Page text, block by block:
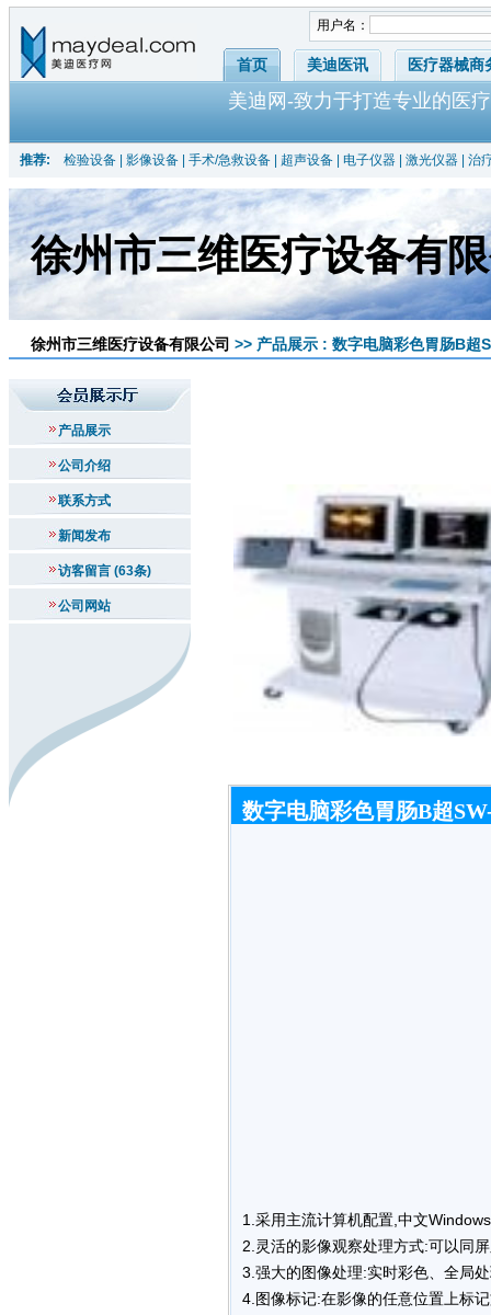
用户名：
首页 美迪医讯 医疗器械商
美迪网-致力于打造专业的医
推荐: 检验设备 影像设备 手术/急救设备 超声设备 电子仪器 激光仪器 治
徐州市三维医疗设备有
徐州市三维医疗设备有限公司 >> 产品展示 : 数字电脑彩色胃肠B超
产品展示
公司介绍
联系方式
新闻发布
访客留言 (63条)
公司网站
数字电脑彩色胃肠B超
1.采用主流计算机配置,中文
2.灵活的影像观察处理方式:可以同
3.强大的图像处理:实时彩色、全局
4.图像标记:在影像的任意位置上标